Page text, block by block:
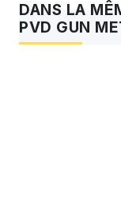
DANS LA
PVD GUN